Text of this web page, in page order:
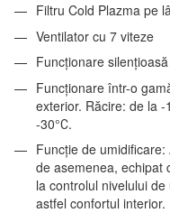
Filtru Cold Plazma pe
Ventilator cu 7 viteze
Funcționare silențioasă
Funcționare într-o
exterior. Răcire: de la
-30°С.
Funcție de
de asemenea, echipat
la controlul nivelului
astfel confortul interior.